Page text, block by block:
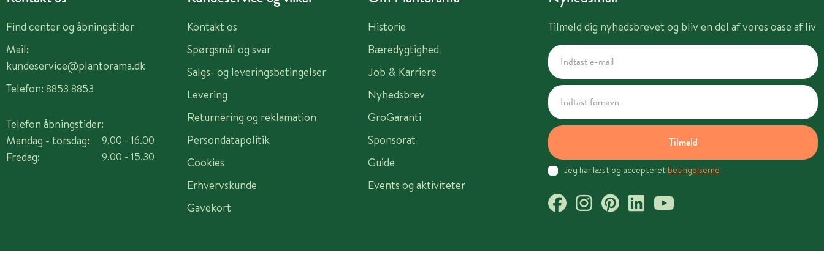
Find center og åbningstider
Mail:
kundeservice@plantorama.dk
Telefon: 8853 8853
Telefon åbningstider:
Mandag - torsdag:
Fredag:
9.00 - 16.00
9.00 - 15.30
Kontakt os
Spørgsmål og svar
Salgs- og leveringsbetingelser
Levering
Returnering og reklamation
Persondatapolitik
Cookies
Erhvervskunde
Gavekort
Historie
Bæredygtighed
Job & Karriere
Nyhedsbrev
GroGaranti
Sponsorat
Guide
Events og aktiviteter
Tilmeld dig nyhedsbrevet og bliv en del af vores oase af liv
Tilmeld
Jeg har læst og accepteret betingelserne